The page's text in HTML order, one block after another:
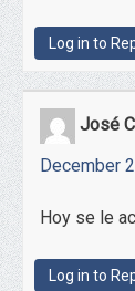
Log in to
José
December
Hoy se le
Log in to